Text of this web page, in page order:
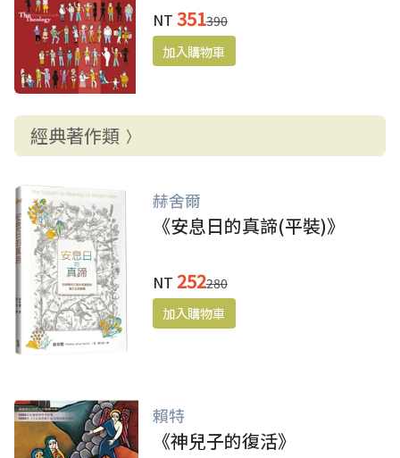
NT 351390
經典著作類
赫舍爾
《安息日的真諦(平裝)》
NT 252280
賴特
《神兒子的復活》